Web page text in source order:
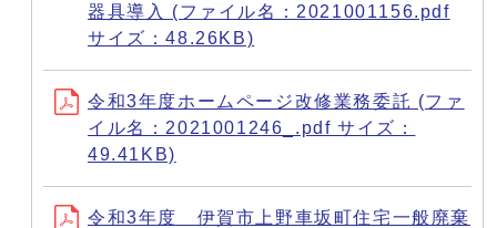
器具導入 (ファイル名：2021001156.pdf
サイズ：48.26KB)
令和3年度ホームページ改修業務委託 (ファ
イル名：2021001246_.pdf サイズ：
49.41KB)
令和3年度 伊賀市上野車坂町住宅一般廃棄